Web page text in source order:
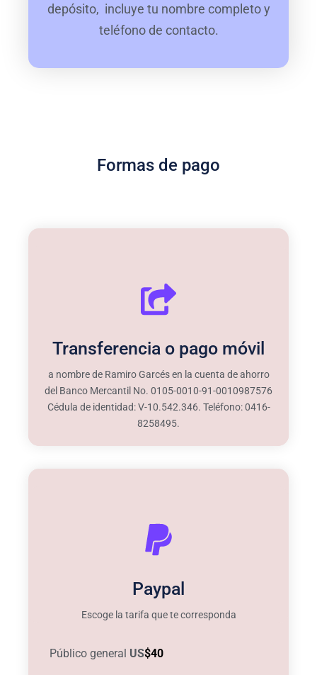
depósito, incluye tu nombre completo y
teléfono de contacto.
Formas de pago
Transferencia o pago móvil
a nombre de Ramiro Garcés en la cuenta de ahorro
del Banco Mercantil No. 0105-0010-91-0010987576
Cédula de identidad: V-10.542.346. Teléfono: 0416-
8258495.
Paypal
Escoge la tarifa que te corresponda
Público general US$40